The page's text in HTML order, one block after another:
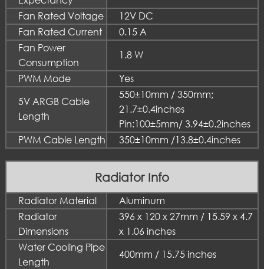
Fan Rated Voltage
12V DC
Fan Rated Current
0.15 A
Fan Power
Consumption
1.8 W
PWM Mode
Yes
5V ARGB Cable
Length
550±10mm / 350mm;
21.7±0.4inches
Pin:100±5mm/ 3.94±0.2inches
PWM Cable Length
350±10mm /13.8±0.4inches
Radiator Info
Radiator Material
Aluminum
Radiator
Dimensions
396 x 120 x 27mm / 15.59 x 4.7
x 1.06 inches
Water Cooling Pipe
Length
400mm / 15.75 inches